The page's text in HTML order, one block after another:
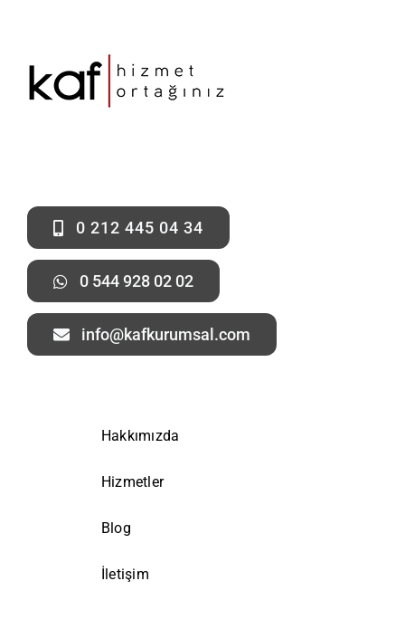
0 212 445 04 34
0 544 928 02 02
info@kafkurumsal.com
Hakkımızda
Hizmetler
Blog
İletişim